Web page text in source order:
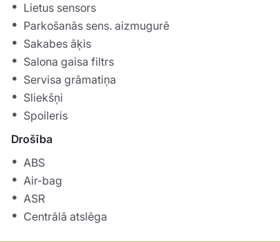
Lietus sensors
Parkošanās sens. aizmugurē
Sakabes āķis
Salona gaisa filtrs
Servisa grāmatiņa
Sliekšņi
Spoileris
Drošība
ABS
Air-bag
ASR
Centrālā atslēga